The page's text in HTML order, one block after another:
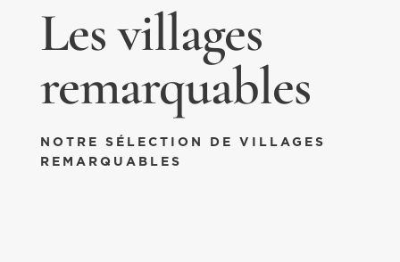
Les villages
remarquables
NOTRE SÉLECTION DE VILLAGES
REMARQUABLES